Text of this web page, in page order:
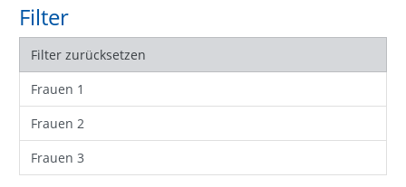
Filter
Filter zurücksetzen
Frauen 1
Frauen 2
Frauen 3